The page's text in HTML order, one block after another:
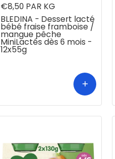
BLEDINA - Dessert lacté
bébé fraise framboise /
mangue pêche
MiniLactés dès 6 mois -
12x55g
€8,50 PAR KG